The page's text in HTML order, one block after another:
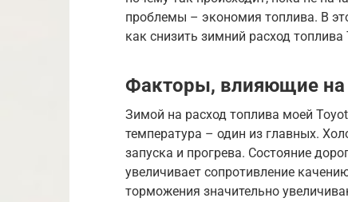
проблемы – экономия топлива. В
как снизить зимний расход
Факторы, влияющие на
Зимой на расход топлива моей
температура – один из главных.
запуска и прогрева. Состояние
увеличивает сопротивление
торможения значительно